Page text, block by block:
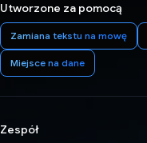
Utworzone za pomocą
Zamiana tekstu na mowę
Miejsce na dane
Zespół